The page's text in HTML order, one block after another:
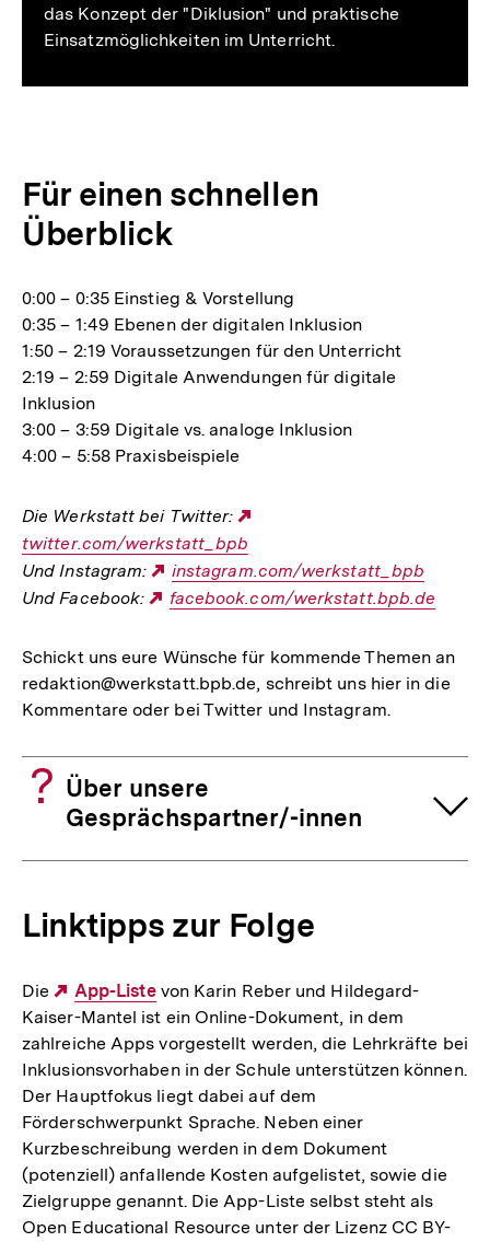
das Konzept der "Diklusion" und praktische
Einsatzmöglichkeiten im Unterricht.
Für einen schnellen
Überblick
0:00 – 0:35 Einstieg & Vorstellung
0:35 – 1:49 Ebenen der digitalen Inklusion
1:50 – 2:19 Voraussetzungen für den Unterricht
2:19 – 2:59 Digitale Anwendungen für digitale
Inklusion
3:00 – 3:59 Digitale vs. analoge Inklusion
4:00 – 5:58 Praxisbeispiele
Die Werkstatt bei Twitter:
twitter.com/werkstatt_bpb
Und Instagram:
Externer
Link:
instagram.com/werkstatt_bpb
Und Facebook:
Externer
facebook.com/werkstatt.bpb.de
Schickt uns eure Wünsche für kommende Themen an
redaktion@werkstatt.bpb.de, schreibt uns hier in die
Kommentare oder bei Twitter und Instagram.
Über unsere
Gesprächspartner/-innen
Linktipps zur Folge
Die
Externer
Link:
App-Listevon Karin Reber und Hildegard-
Kaiser-Mantel ist ein Online-Dokument, in dem
zahlreiche Apps vorgestellt werden, die Lehrkräfte bei
Inklusionsvorhaben in der Schule unterstützen können.
Der Hauptfokus liegt dabei auf dem
Förderschwerpunkt Sprache. Neben einer
Kurzbeschreibung werden in dem Dokument
(potenziell) anfallende Kosten aufgelistet, sowie die
Zielgruppe genannt. Die App-Liste selbst steht als
Open Educational Resource unter der Lizenz CC BY-